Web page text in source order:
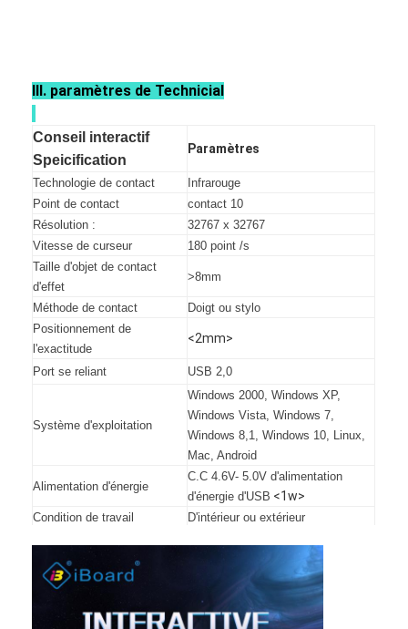
III. paramètres de Technicial
Conseil interactif
Speicification
Paramètres
Technologie de contact
Infrarouge
Point de contact
contact 10
Résolution :
32767 x 32767
Vitesse de curseur
180 point /s
Taille d'objet de contact
d'effet
>8mm
Méthode de contact
Doigt ou stylo
Positionnement de
l'exactitude
<2mm>
Port se reliant USB 2,0
Système d'exploitation
Windows 2000, Windows XP,
Windows Vista, Windows 7,
Windows 8,1, Windows 10, Linux,
Mac, Android
Alimentation d'énergie
C.C 4.6V- 5.0V d'alimentation
d'énergie d'USB <1w>
Condition de travail D'intérieur ou extérieur
Stockage
-30°C~60°C : 0%~95%
Opération
La température : Humidité de
-10°C~45°C : 10%~90%
Fixé au mur, armoires, support